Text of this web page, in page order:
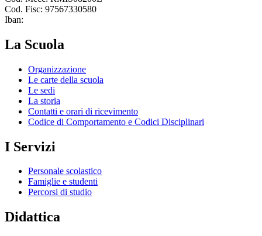
Cod. Fisc: 97567330580
Iban:
La Scuola
Organizzazione
Le carte della scuola
Le sedi
La storia
Contatti e orari di ricevimento
Codice di Comportamento e Codici Disciplinari
I Servizi
Personale scolastico
Famiglie e studenti
Percorsi di studio
Didattica